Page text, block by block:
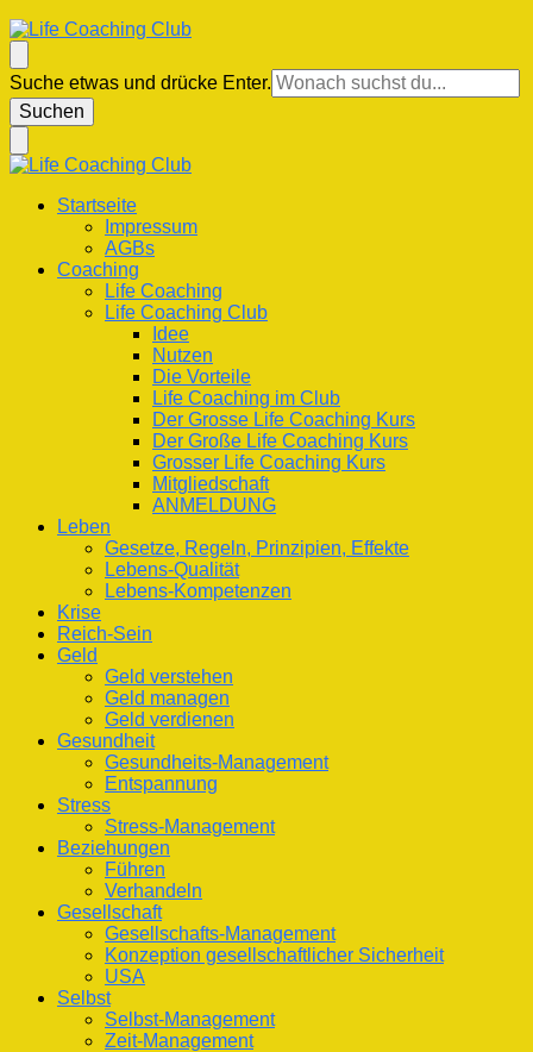
Life Coaching Club
Für Deine Lebenskompetenz
Suchst
du
nach
Suche etwas und drücke Enter.
Life Coaching Club
Für Deine Lebenskompetenz
Startseite
Impressum
AGBs
Coaching
Life Coaching
Life Coaching Club
Idee
Nutzen
Die Vorteile
Life Coaching im Club
Der Grosse Life Coaching Kurs
Der Große Life Coaching Kurs
Grosser Life Coaching Kurs
Mitgliedschaft
ANMELDUNG
Leben
Gesetze, Regeln, Prinzipien, Effekte
Lebens-Qualität
Lebens-Kompetenzen
Krise
Reich-Sein
Geld
Geld verstehen
Geld managen
Geld verdienen
Gesundheit
Gesundheits-Management
Entspannung
Stress
Stress-Management
Beziehungen
Führen
Verhandeln
Gesellschaft
Gesellschafts-Management
Konzeption gesellschaftlicher Sicherheit
USA
Selbst
Selbst-Management
Zeit-Management